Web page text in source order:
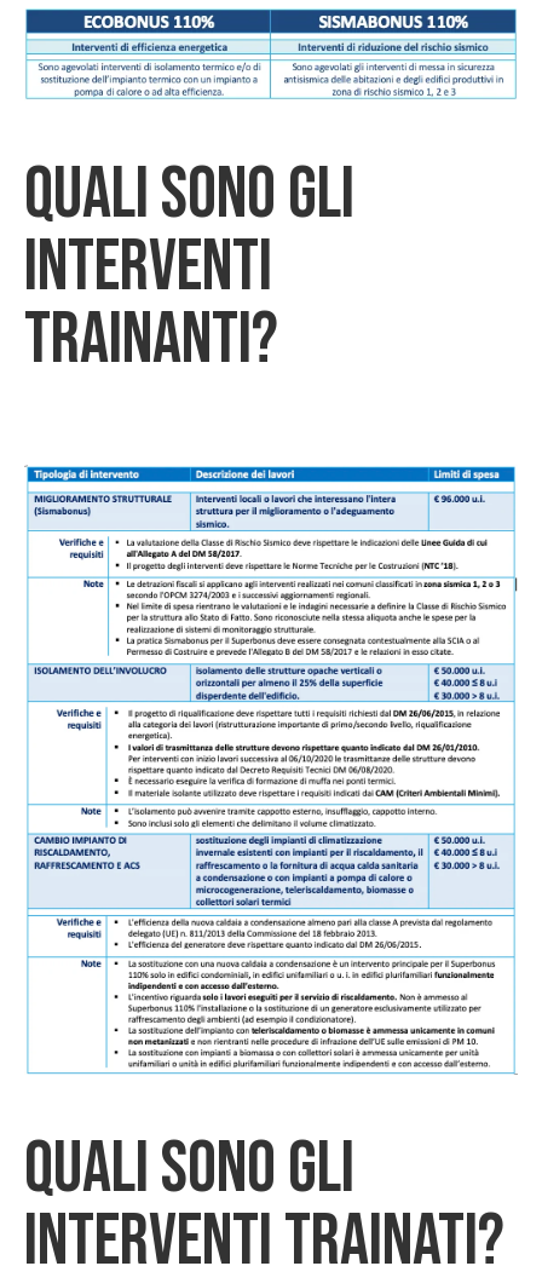
Quali sono gli
interventi
trainanti?
Quali sono gli
interventi trainati?